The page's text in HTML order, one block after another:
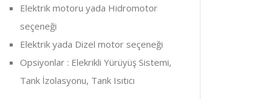
Elektrik motoru yada Hidromotor
seçeneği
Elektrik yada Dizel motor seçeneği
Opsiyonlar : Elekrikli Yürüyüş Sistemi,
Tank İzolasyonu, Tank Isıtıcı